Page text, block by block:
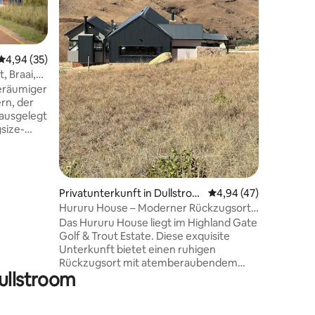
Bewertungen
Bewertung: 4,94 von 5, 35 Bewertungen
4,94 (35)
Braai,
der
Privatunterkunft in Dullstroo
m
Durchschnittliche
4,94 (47)
Hururu House – Moderner Rückzugsort
in den Bergen
Das Hururu House liegt im Highland Gate
Golf & Trout Estate. Diese exquisite
Unterkunft bietet einen ruhigen
Rückzugsort mit atemberaubendem
Bergblick, der dich vom ersten Moment
deiner Ankunft an in seinen Bann ziehen